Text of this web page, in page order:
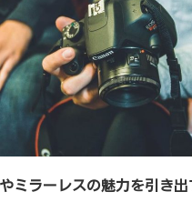
ミラーレスの魅力を引き出